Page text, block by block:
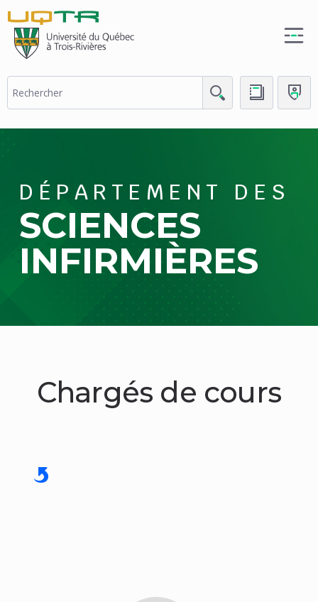
DÉPARTEMENT DES
SCIENCES
INFIRMIÈRES
Chargés de cours